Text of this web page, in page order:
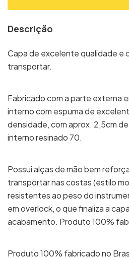
Descrição
Capa de excelente qualidade e
transportar.
Fabricado com a parte externa
interno com espuma de
densidade, com aprox. 2,5cm
interno resinado 70.
Possui alças de mão bem
transportar nas costas (estilo
resistentes ao peso do
em overlock, o que finaliza a
acabamento. Produto 100%
Produto 100% fabricado no